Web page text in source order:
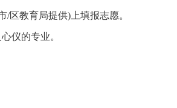
区教育局提供)上填报志愿。
仪的专业。